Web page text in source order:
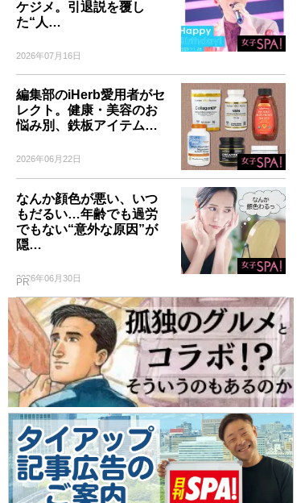
ケジメ。引退説を覆し
た“人…
2026年07月16日
編集部のiHerb愛用者がセ
レクト。健康・美容のお
悩み別、鉄板アイテム…
2026年06月22日
なんか顔色が悪い、いつ
もだるい…年齢でも過労
でもない“意外な原因”が
隠…
2026年06月30日
PR